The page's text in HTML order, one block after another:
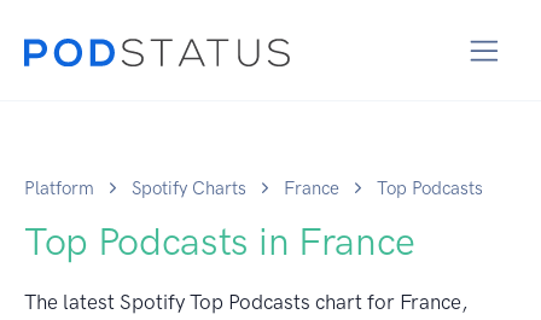
Platform Spotify Charts France Top Podcasts
Top Podcasts in France
The latest Spotify Top Podcasts chart for France,